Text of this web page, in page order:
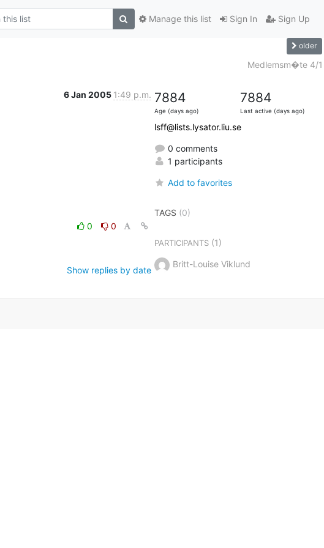
Sign In Sign Up
Manage this list
older
Medlemsm�te 4/1
6 Jan 2005 1:49 p.m.
0
0
Show replies by date
7884
Age (days ago)
7884
Last active (days ago)
lsff@lists.lysator.liu.se
0 comments
1 participants
Add to favorites
TAGS (0)
PARTICIPANTS(1)
Britt-Louise Viklund